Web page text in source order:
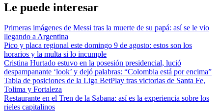
Le puede interesar
Primeras imágenes de Messi tras la muerte de su papá: así se le vio
llegando a Argentina
Pico y placa regional este domingo 9 de agosto: estos son los
horarios y la multa si lo incumple
Cristina Hurtado estuvo en la posesión presidencial, lució
despampanante ‘look’ y dejó palabras: “Colombia está por encima”
Tabla de posiciones de la Liga BetPlay tras victorias de Santa Fe,
Tolima y Fortaleza
Restaurante en el Tren de la Sabana: así es la experiencia sobre los
rieles capitalinos